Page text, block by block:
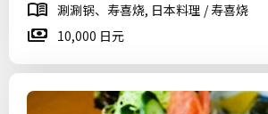
涮涮锅、寿喜烧, 日本料理 / 寿喜烧
10,000 日元